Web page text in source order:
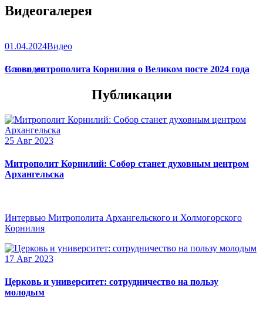
Видеогалерея
01.04.2024Видео
Слово митрополита Корнилия о Великом посте 2024 года
Все видео
Публикации
25 Авг 2023
Митрополит Корнилий: Собор станет духовным центром
Архангельска
Интервью Митрополита Архангельского и Холмогорского
Корнилия
17 Авг 2023
Церковь и университет: сотрудничество на пользу
молодым